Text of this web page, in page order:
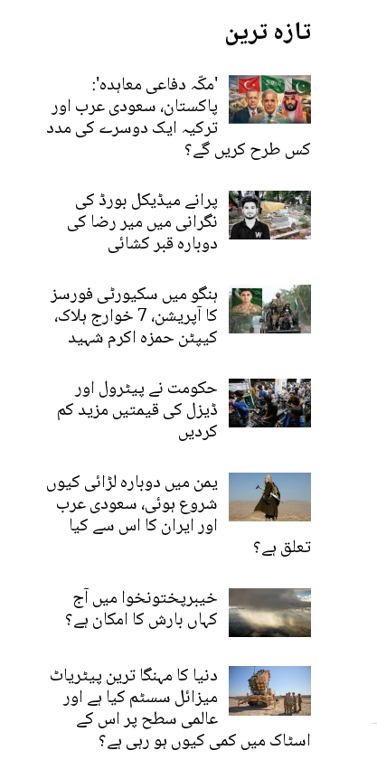
تازہ ترین
'مکّہ دفاعی معاہدہ':
پاکستان، سعودی عرب اور
ترکیہ ایک دوسرے کی مدد
کس طرح کریں گے؟
پرانے میڈیکل بورڈ کی
نگرانی میں میر رضا کی
دوبارہ قبر کشائی
ہنگو میں سکیورٹی فورسز
کا آپریشن، 7 خوارج ہلاک،
کیپٹن حمزہ اکرم شہید
حکومت نے پیٹرول اور
ڈیزل کی قیمتیں مزید کم
کردیں
یمن میں دوبارہ لڑائی کیوں
شروع ہوئی، سعودی عرب
اور ایران کا اس سے کیا
تعلق ہے؟
خیبرپختونخوا میں آج
کہاں بارش کا امکان ہے؟
دنیا کا مہنگا ترین پیٹریاٹ
میزائل سسٹم کیا ہے اور
عالمی سطح پر اس کے
اسٹاک میں کمی کیوں ہو رہی ہے؟